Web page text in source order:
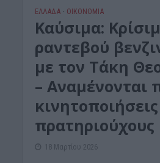
ΕΛΛΑΔΑ • ΟΙΚΟΝΟΜΙΑ
Καύσιμα:
ραντεβού
με τον Τάκη
– Αναμένονται
πρατηριούχους
18 Μαρτίου 2026